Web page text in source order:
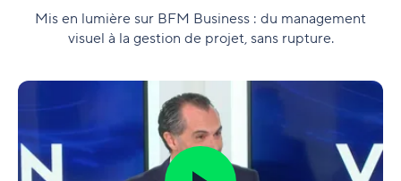
Mis en lumière sur BFM Business : du management
visuel à la gestion de projet, sans rupture.